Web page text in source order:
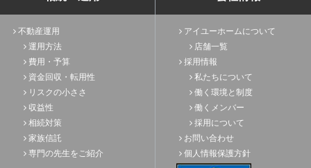
不動産運用
運用方法
費用・予算
資金回収・転用性
リスクの小ささ
収益性
相続対策
家族信託
専門の先生をご紹介
アイユーホームについて
店舗一覧
採用情報
私たちについて
働く環境と制度
働くメンバー
採用について
お問い合わせ
個人情報保護方針